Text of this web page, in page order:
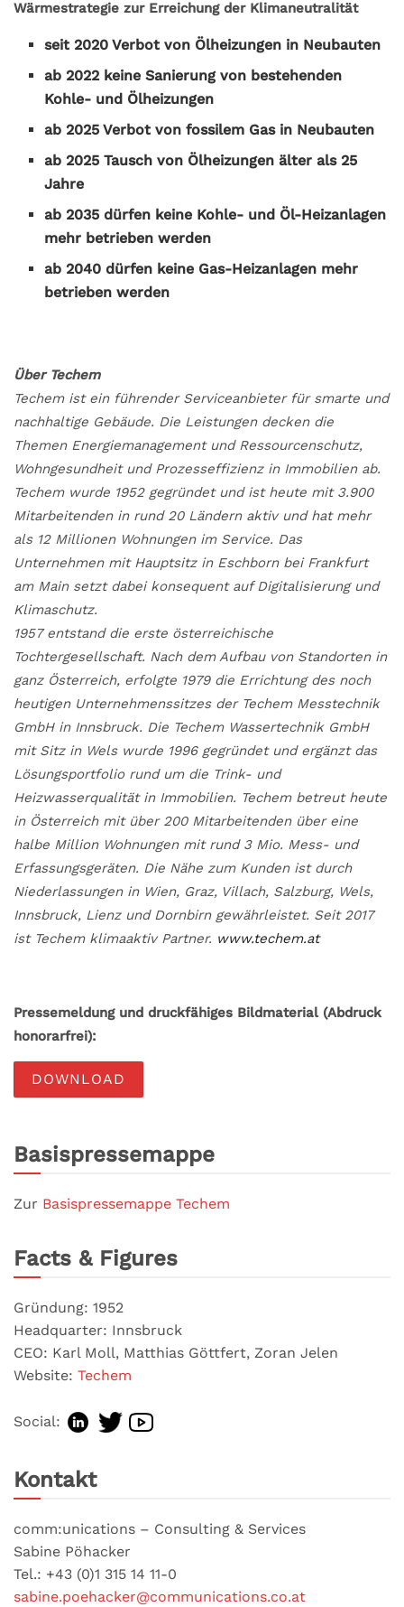
Wärmestrategie zur Erreichung der Klimaneutralität
seit 2020 Verbot von Ölheizungen in Neubauten
ab 2022 keine Sanierung von bestehenden
Kohle- und Ölheizungen
ab 2025 Verbot von fossilem Gas in Neubauten
ab 2025 Tausch von Ölheizungen älter als 25
Jahre
ab 2035 dürfen keine Kohle- und Öl-Heizanlagen
mehr betrieben werden
ab 2040 dürfen keine Gas-Heizanlagen mehr
betrieben werden
Über Techem
Techem ist ein führender Serviceanbieter für smarte und
nachhaltige Gebäude. Die Leistungen decken die
Themen Energiemanagement und Ressourcenschutz,
Wohngesundheit und Prozesseffizienz in Immobilien ab.
Techem wurde 1952 gegründet und ist heute mit 3.900
Mitarbeitenden in rund 20 Ländern aktiv und hat mehr
als 12 Millionen Wohnungen im Service. Das
Unternehmen mit Hauptsitz in Eschborn bei Frankfurt
am Main setzt dabei konsequent auf Digitalisierung und
Klimaschutz.
1957 entstand die erste österreichische
Tochtergesellschaft. Nach dem Aufbau von Standorten in
ganz Österreich, erfolgte 1979 die Errichtung des noch
heutigen Unternehmenssitzes der Techem Messtechnik
GmbH in Innsbruck. Die Techem Wassertechnik GmbH
mit Sitz in Wels wurde 1996 gegründet und ergänzt das
Lösungsportfolio rund um die Trink- und
Heizwasserqualität in Immobilien. Techem betreut heute
in Österreich mit über 200 Mitarbeitenden über eine
halbe Million Wohnungen mit rund 3 Mio. Mess- und
Erfassungsgeräten. Die Nähe zum Kunden ist durch
Niederlassungen in Wien, Graz, Villach, Salzburg, Wels,
Innsbruck, Lienz und Dornbirn gewährleistet. Seit 2017
ist Techem klimaaktiv Partner. www.techem.at
Pressemeldung und druckfähiges Bildmaterial (Abdruck
honorarfrei):
DOWNLOAD
Basispressemappe
Zur Basispressemappe Techem
Facts & Figures
Gründung: 1952
Headquarter: Innsbruck
CEO: Karl Moll, Matthias Göttfert, Zoran Jelen
Website: Techem
Social:
Kontakt
comm:unications – Consulting & Services
Sabine Pöhacker
Tel.: +43 (0)1 315 14 11-0
sabine.poehacker@communications.co.at